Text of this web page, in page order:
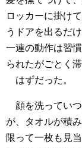
ロッカーに掛け
うドアを出るだけ
一連の動作は習
られたがごとく
はずだった。
顔を洗っていつ
が、タオルが積
限って一枚も見